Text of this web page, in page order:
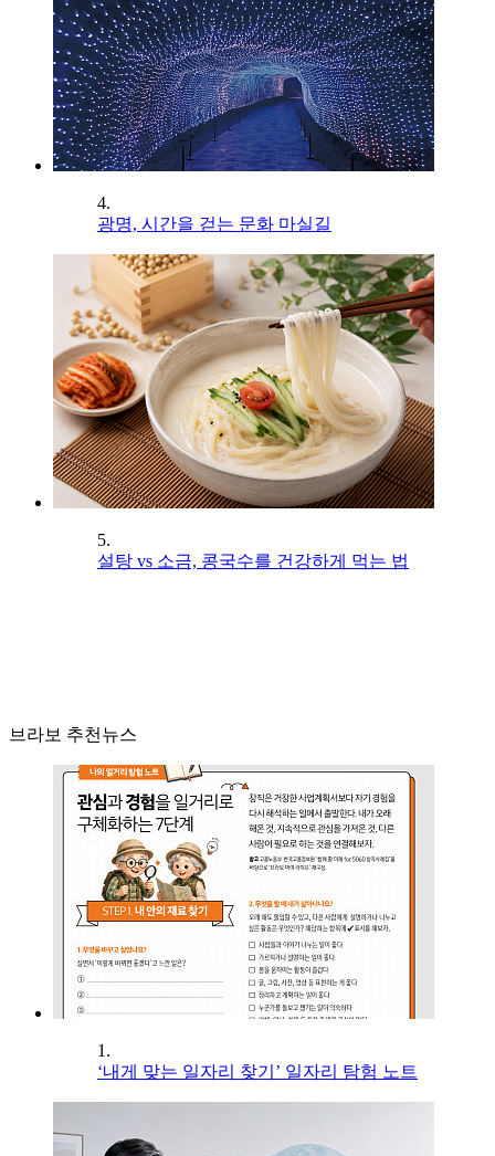
4.
광명, 시간을 걷는 문화 마실길
5.
설탕 vs 소금, 콩국수를 건강하게 먹는 법
브라보 추천뉴스
1.
‘내게 맞는 일자리 찾기’ 일자리 탐험 노트